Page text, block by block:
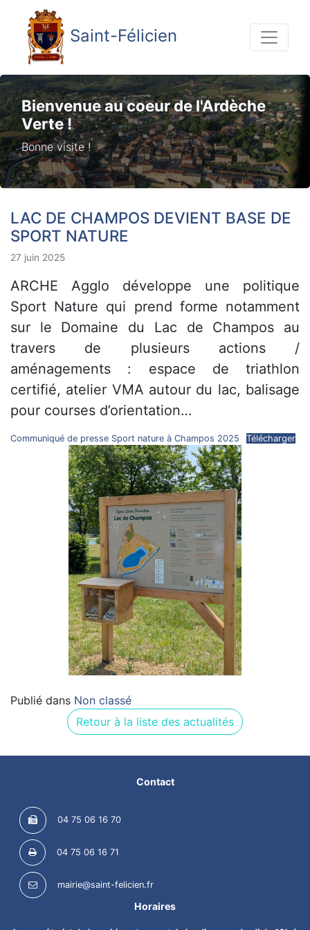
Saint-Félicien
Bienvenue au coeur de l'Ardèche
Verte !
Bonne visite !
LAC DE CHAMPOS DEVIENT BASE DE
SPORT NATURE
27 juin 2025
ARCHE Agglo développe une politique
Sport Nature qui prend forme notamment
sur le Domaine du Lac de Champos au
travers de plusieurs actions /
aménagements : espace de triathlon
certifié, atelier VMA autour du lac, balisage
pour courses d’orientation…
Communiqué de presse Sport nature à Champos 2025 Télécharger
Publié dans Non classé
Retour à la liste des actualités
Contact
04 75 06 16 70
04 75 06 16 71
mairie@saint-felicien.fr
Horaires